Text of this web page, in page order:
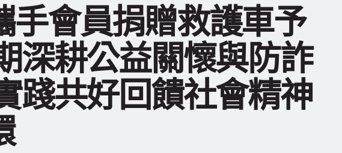
手會員捐贈救護車予
深耕公益關懷與防詐
踐共好回饋社會精神